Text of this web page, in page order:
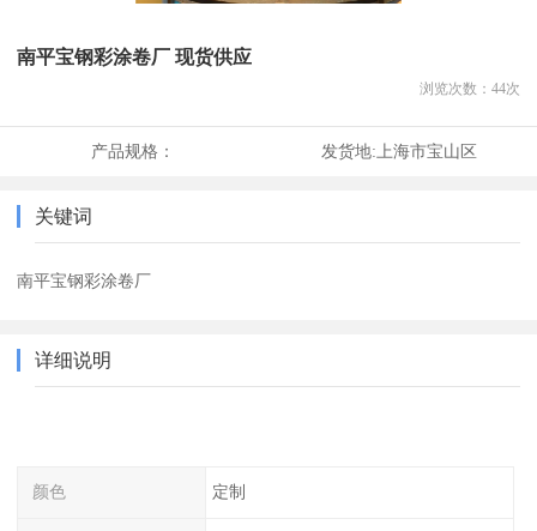
南平宝钢彩涂卷厂 现货供应
浏览次数： 44次
产品规格： 发货地: 上海市宝山区
关键词
南平宝钢彩涂卷厂
详细说明
颜色 定制